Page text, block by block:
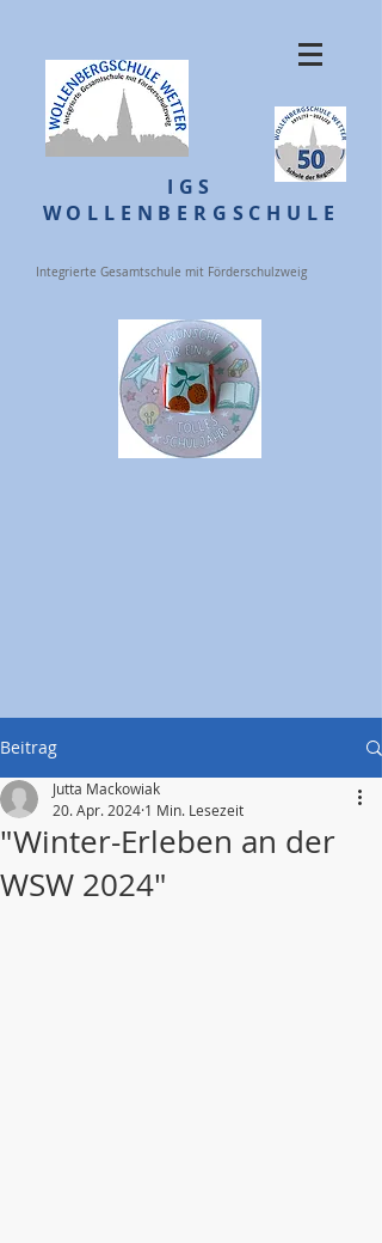
Integrierte Gesamtschule mit Förderschulzweig
IGS
WOLLENBERGSCHULE
Beitrag
"Winter-Erleben an der
WSW 2024"
Jutta Mackowiak
20. Apr. 2024 1 Min. Lesezeit